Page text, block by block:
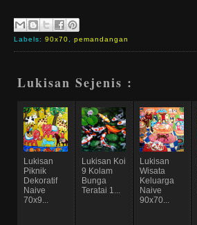
Labels:90x70 ,pemandangan
Lukisan Sejenis :
Lukisan
Piknik
Dekoratif
Naive
70x9...
Lukisan Koi
9 Kolam
Bunga
Teratai 1...
Lukisan
Wisata
Keluarga
Naive
90x70...